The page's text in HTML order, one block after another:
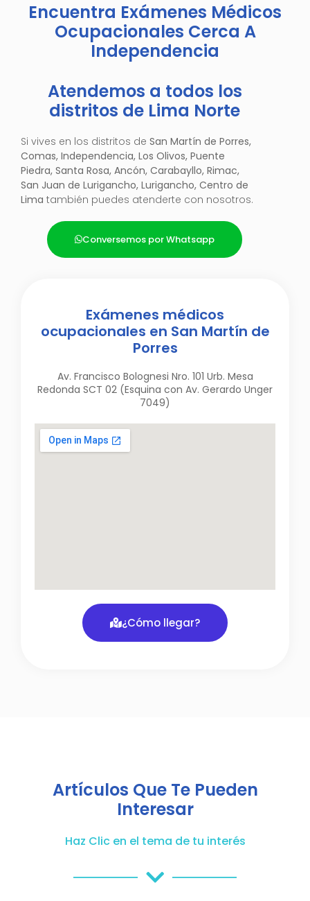
Encuentra Exámenes Médicos
Ocupacionales Cerca A
Independencia
Atendemos a todos los
distritos de Lima Norte
Si vives en los distritos de San Martín de Porres,
Comas, Independencia, Los Olivos, Puente
Piedra, Santa Rosa, Ancón, Carabayllo, Rimac,
San Juan de Lurigancho, Lurigancho, Centro de
Lima también puedes atenderte con nosotros.
Conversemos por Whatsapp
Exámenes médicos
ocupacionales en San Martín de
Porres
Av. Francisco Bolognesi Nro. 101 Urb. Mesa
Redonda SCT 02 (Esquina con Av. Gerardo Unger
7049)
¿Cómo llegar?
Artículos Que Te Pueden
Interesar
Haz Clic en el tema de tu interés